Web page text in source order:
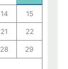
14 15
21 22
28 29